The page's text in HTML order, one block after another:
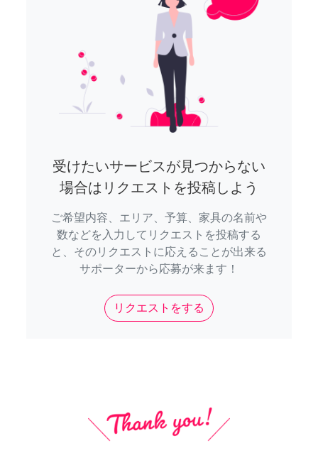
受けたいサービスが見つからない
場合はリクエストを投稿しよう
ご希望内容、エリア、予算、家具の名前や
数などを入力してリクエストを投稿する
と、そのリクエストに応えることが出来る
サポーターから応募が来ます！
リクエストをする